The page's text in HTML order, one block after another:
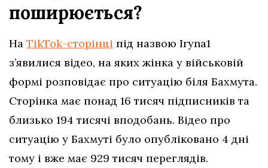
поширюється?
На TikTok-сторінці під назвою Iryna1
з’явилися відео, на яких жінка у військовій
формі розповідає про ситуацію біля Бахмута.
Сторінка має понад 16 тисяч підписників та
близько 194 тисячі вподобань. Відео про
ситуацію у Бахмуті було опубліковано 4 дні
тому і вже має 929 тисяч переглядів.